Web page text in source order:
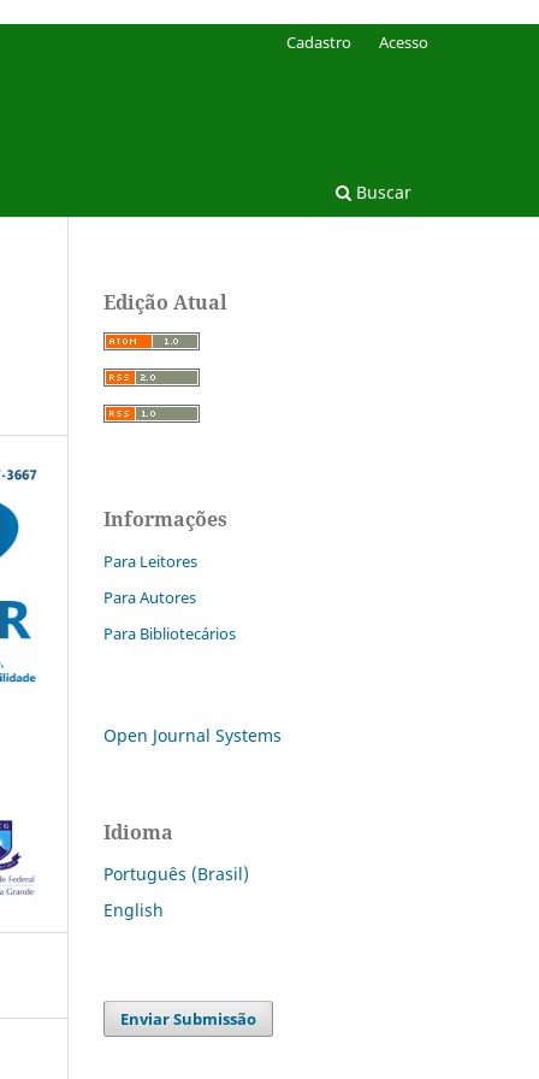
Buscar
Cadastro Acesso
Edição Atual
Informações
Para Leitores
Para Autores
Para Bibliotecários
Open Journal Systems
Idioma
Português (Brasil)
English
Enviar Submissão